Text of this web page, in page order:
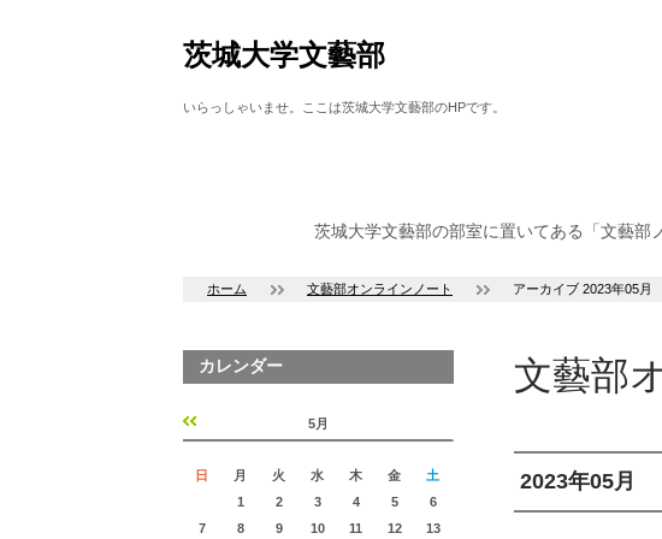
茨城大学文藝部
いらっしゃいませ。ここは茨城大学文藝部のHPです。
茨城大学文藝部の部室に置いてある「文藝
ホーム 文藝部オンラインノート アーカイブ 2023年05月
文藝部
2023年05月
カレンダー
«
5月
»
日 月 火 水 木 金
土
1
2 3 4 5
6
7
8 9 10 11 12
13